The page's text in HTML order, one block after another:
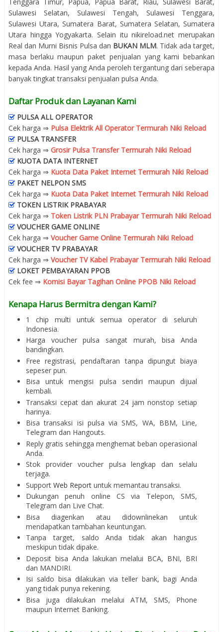
Sulawesi Selatan, Sulawesi Tengah, Sulawesi Tenggara,
Sulawesi Utara, Sumatera Barat, Sumatera Selatan, Sumatera
Utara hingga Yogyakarta. Selain itu nikireload.net merupakan
Real dan Murni Bisnis Pulsa dan BUKAN MLM. Tidak ada target,
masa berlaku maupun paket penjualan yang kami bebankan
kepada Anda. Hasil yang Anda peroleh tergantung dari seberapa
banyak tingkat transaksi penjualan pulsa Anda.
Daftar Produk dan Layanan Kami
PULSA ALL OPERATOR
Cek harga ⇒ Pulsa Elektrik All Operator Termurah Niki Reload
PULSA TRANSFER
Cek harga ⇒ Grosir Pulsa Transfer Termurah Niki Reload
KUOTA DATA INTERNET
Cek harga ⇒ Kuota Data Paket Internet Termurah Niki Reload
PAKET NELPON SMS
Cek harga ⇒ Kuota Data Paket Internet Termurah Niki Reload
TOKEN LISTRIK PRABAYAR
Cek harga ⇒ Token Listrik PLN Prabayar Termurah Niki Reload
VOUCHER GAME ONLINE
Cek harga ⇒ Voucher Game Online Termurah Niki Reload
VOUCHER TV PRABAYAR
Cek harga ⇒ Voucher TV Kabel Prabayar Termurah Niki Reload
LOKET PEMBAYARAN PPOB
Cek fee ⇒ Komisi Bayar Tagihan Online PPOB Niki Reload
Kenapa Harus Bermitra dengan Kami?
1 chip multi untuk semua operator di seluruh
Indonesia.
Harga voucher pulsa sangat murah, bisa Anda
bandingkan.
Free registrasi, pendaftaran tanpa dipungut biaya
sepeser pun.
Bisa untuk mengisi pulsa sendiri maupun dijual
kembali.
Transaksi cepat dan akurat 24 jam nonstop setiap
harinya.
Bisa transaksi isi pulsa via SMS, WA, BBM, Line,
Telegram dan Hangouts.
Reply gratis sehingga menghemat beban operasional
Anda.
Stok provider voucher pulsa lengkap dan selalu
terjaga.
Support Web Report untuk memantau transaksi.
Dukungan penuh online CS via Telepon, SMS,
Telegram dan Live Chat.
Bisa diagenkan atau didownlinekan untuk
mendapatkan tambahan keuntungan.
Tanpa target, saldo Anda tidak akan hangus
meskipun tidak dipake.
Deposit bisa Anda lakukan melalui BCA, BNI, BRI
dan MANDIRI.
Isi saldo bisa dilakukan via teller bank, bagi Anda
yang tidak punya rekening.
Bisa juga dilakukan melalui ATM, SMS, Phone
maupun Internet Banking.